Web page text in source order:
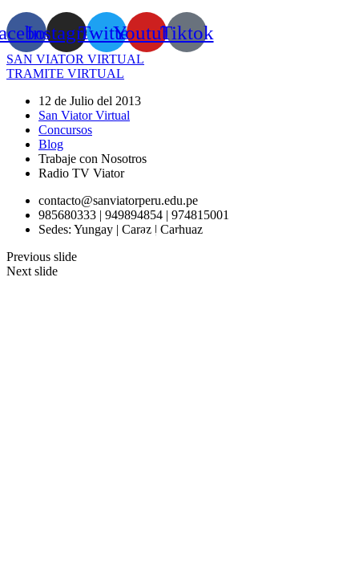
Taller de Radio
Laboratorio
Laboratorio
InstagramTwitterYoutubeTiktok
SAN VIATOR VIRTUAL
TRAMITE VIRTUAL
12 de Julio del 2013
San Viator Virtual
Concursos
Blog
Trabaje con Nosotros
Radio TV Viator
contacto@sanviatorperu.edu.pe
985680333 | 949894854 | 974815001
Sedes: Yungay | Caraz | Carhuaz
Previous slide
Next slide